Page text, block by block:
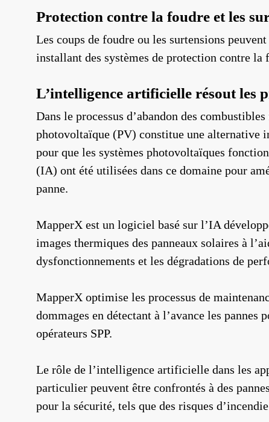
Protection contre la foudre et les
Les coups de foudre ou les surtensions
installant des systèmes de protection contre la
L’intelligence artificielle résout les
Dans le processus d’abandon des
photovoltaïque (PV) constitue une alternative
pour que les systèmes photovoltaïques
(IA) ont été utilisées dans ce domaine pour
panne.
MapperX est un logiciel basé sur l’IA
images thermiques des panneaux solaires à
dysfonctionnements et les dégradations de
MapperX optimise les processus de
dommages en détectant à l’avance les
opérateurs SPP.
Le rôle de l’intelligence artificielle dans les
particulier peuvent être confrontés à des
pour la sécurité, tels que des risques